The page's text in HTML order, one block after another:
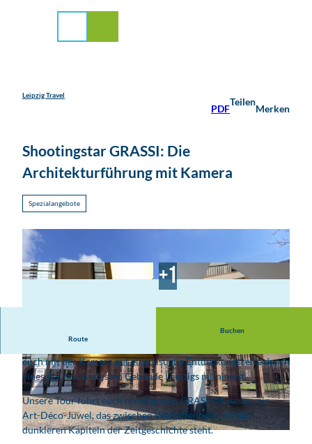
Leipzig Travel
PDF
Teilen
Merken
Shootingstar GRASSI: Die
Architekturführung mit Kamera
Spezialangebote
Route
Buchen
euch mit der Kamera auf eine visuelle Entdeckungsreise durch
eines der markantesten Gebäude Leipzigs mitnimmt.
Unsere Tour führt euch rund um das GRASSI Museum, ein
Art-Déco-Juwel, das zwischen Weltoffenheit und den
dunkleren Kapiteln der Zeitgeschichte steht.